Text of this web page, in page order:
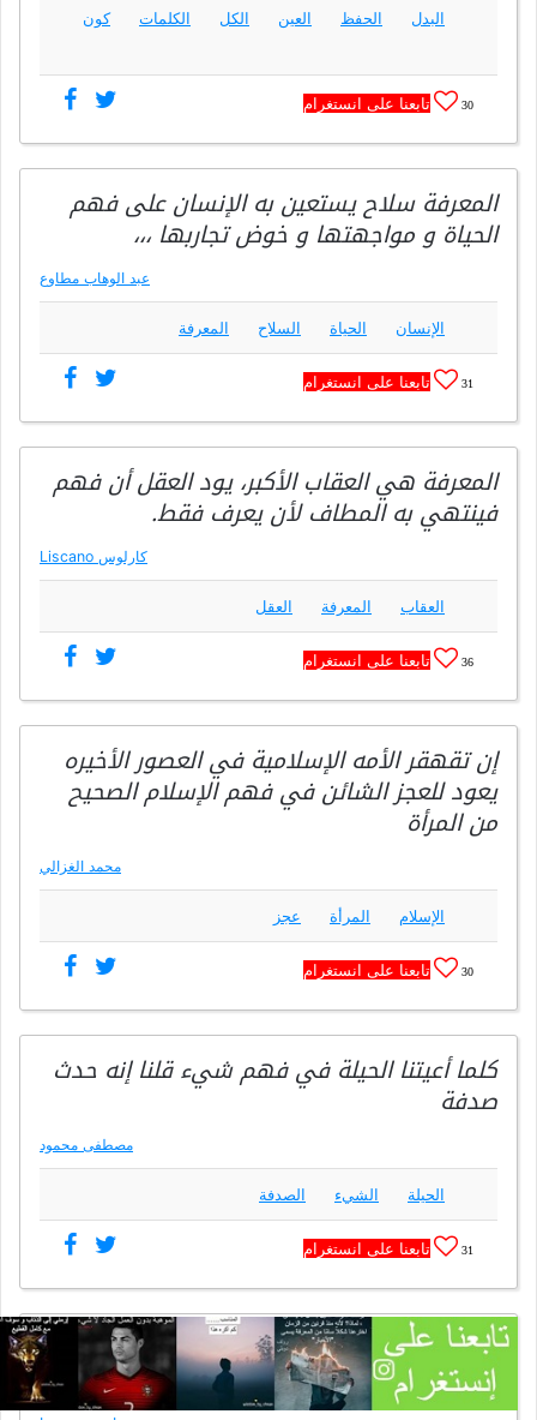
البدل الحفظ العين الكل الكلمات كون
30 تابعنا على انستغرام
المعرفة سلاح يستعين به الإنسان على فهم
الحياة و مواجهتها و خوض تجاربها ،،،
عبد الوهاب مطاوع
الإنسان الحياة السلاح المعرفة
31 تابعنا على انستغرام
المعرفة هي العقاب الأكبر، يود العقل أن فهم
فينتهي به المطاف لأن يعرف فقط.
كارلوس Liscano
العقاب المعرفة العقل
36 تابعنا على انستغرام
إن تقهقر الأمه الإسلامية في العصور الأخيره
يعود للعجز الشائن في فهم الإسلام الصحيح
من المرأة
محمد الغزالي
الإسلام المرأة عجز
30 تابعنا على انستغرام
كلما أعيتنا الحيلة في فهم شيء قلنا إنه حدث
صدفة
مصطفى محمود
الحيلة الشيء الصدفة
31 تابعنا على انستغرام
إن أعلى نشاط يمكن للإنسان تحقيقة هي تعلم
الفهم، لأن الفهم يعني أن تكون حر.